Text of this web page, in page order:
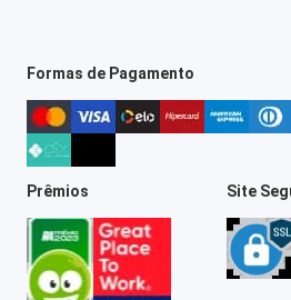
Formas de Pagamento
Prêmios Site